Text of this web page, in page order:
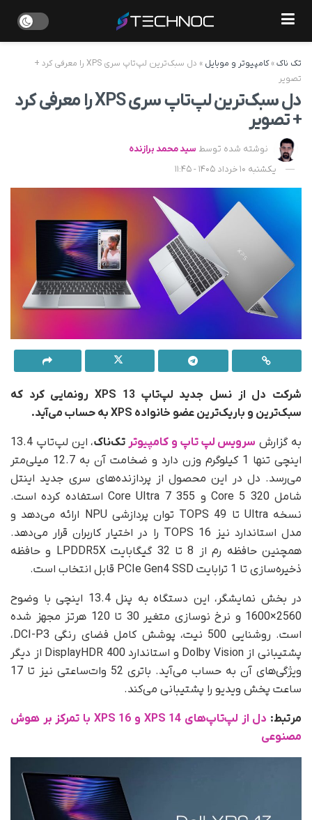
تک ناک»کامپیوتر و موبایل »
دل سبک‌ترین لپ‌تاپ سری XPS را معرفی کرد +
تصویر
دل سبک‌ترین لپ‌تاپ سری XPS را معرفی کرد
+ تصویر
نوشته شده توسط سید محمد برازنده
یکشنبه 10 خرداد 1405 - 11:45
شرکت دل از نسل جدید لپ‌تاپ XPS 13 رونمایی کرد که
سبک‌ترین و باریک‌ترین عضو خانواده XPS به حساب می‌آید.
به گزارش سرویس لپ تاپ و کامپیوترتک‌ناک
، این لپ‌تاپ 13.4
اینچی تنها 1 کیلوگرم وزن دارد و ضخامت آن به 12.7 میلی‌متر
می‌رسد. دل در این محصول از پردازنده‌های سری جدید اینتل
شامل Core 5 320 و Core Ultra 7 355 استفاده کرده است.
نسخه Ultra تا 49 TOPS توان پردازشی NPU ارائه می‌دهد و
مدل استاندارد نیز 16 TOPS را در اختیار کاربران قرار می‌دهد.
همچنین حافظه رم از 8 تا 32 گیگابایت LPDDR5X و حافظه
ذخیره‌سازی تا 1 ترابایت PCIe Gen4 SSD قابل انتخاب است.
در بخش نمایشگر، این دستگاه به پنل 13.4 اینچی با وضوح
2560×1600 و نرخ نوسازی متغیر 30 تا 120 هرتز مجهز شده
است. روشنایی 500 نیت، پوشش کامل فضای رنگی DCI-P3،
پشتیبانی از Dolby Vision و استاندارد DisplayHDR 400 از دیگر
ویژگی‌های آن به حساب می‌آید. باتری 52 وات‌ساعتی نیز تا 17
ساعت پخش ویدیو را پشتیبانی می‌کند.
مرتبط:
دل از لپ‌تاپ‌های XPS 14 و XPS 16 با تمرکز بر هوش
مصنوعی